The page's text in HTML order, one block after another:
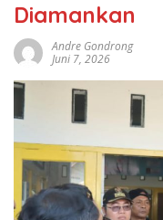
Diamankan
Andre Gondrong
Juni 7, 2026